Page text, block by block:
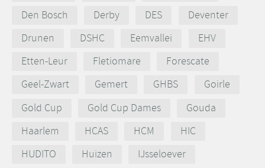
Den Bosch
Derby DES
Deventer
Drunen
DSHC Eemvallei
EHV
Etten-Leur
Fletiomare
Forescate
Geel-Zwart
Gemert GHBS
Goirle
Gold Cup
Gold Cup Dames
Gouda
Haarlem
HCAS HCM
HIC
HUDITO
Huizen
IJsseloever